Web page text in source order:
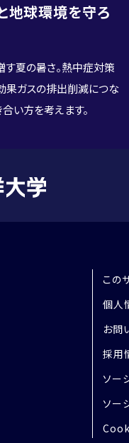
スト対談
地球環境を守ろ
夏の暑さ。熱中症対策
果ガスの排出削減につな
い方を考えます。
この
個人
お問
採用
ソー
ソー